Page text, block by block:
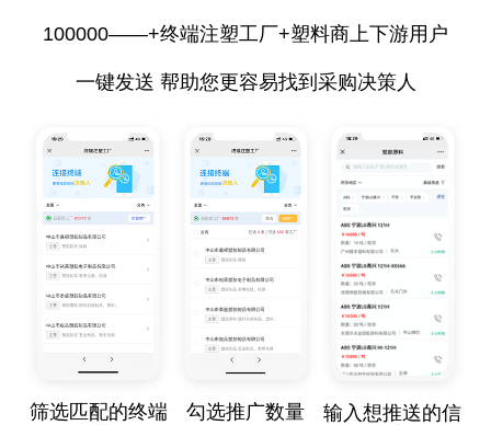
100000——+终端注塑工厂+塑料商上下游用户
一键发送 帮助您更容易找到采购决策人
筛选匹配的终端
勾选推广数量
输入想推送的信